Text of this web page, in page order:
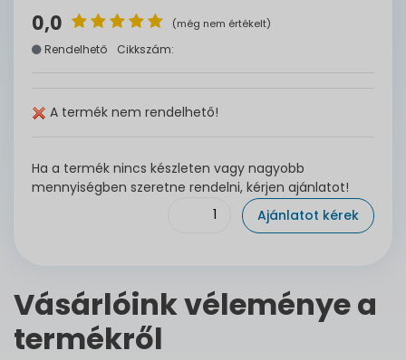
0,0 (még nem értékelt)
Rendelhető Cikkszám:
A termék nem rendelhető!
Ha a termék nincs készleten vagy nagyobb
mennyiségben szeretne rendelni, kérjen ajánlatot!
Ajánlatot kérek
Vásárlóink véleménye a
termékről